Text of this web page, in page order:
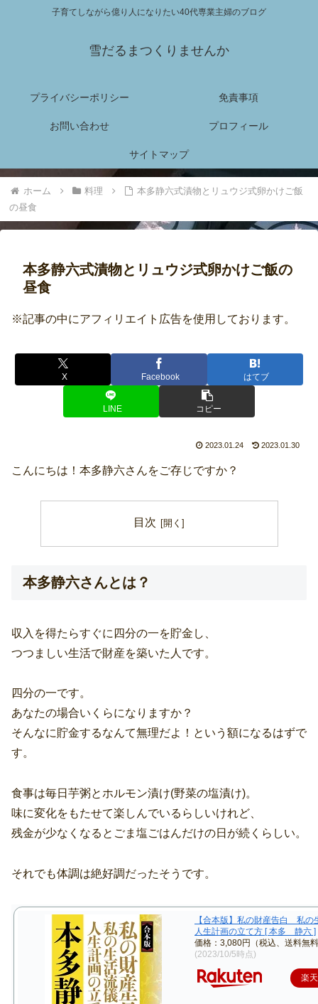
子育てしながら億り人になりたい40代専業主婦のブログ
雪だるまつくりませんか
プライバシーポリシー 免責事項
お問い合わせ プロフィール
サイトマップ
ホーム 料理
本多静六式漬物とリュウジ式卵かけご飯
の昼食
本多静六式漬物とリュウジ式卵かけご飯の
昼食
※記事の中にアフィリエイト広告を使用しております。
X Facebook はてブ
LINE コピー
2023.01.24 2023.01.30
こんにちは！本多静六さんをご存じですか？
目次
本多静六さんとは？
収入を得たらすぐに四分の一を貯金し、
つつましい生活で財産を築いた人です。
四分の一です。
あなたの場合いくらになりますか？
そんなに貯金するなんて無理だよ！という額になるはずで
す。
食事は毎日芋粥とホルモン漬け(野菜の塩漬け)。
味に変化をもたせて楽しんでいるらしいけれど、
残金が少なくなるとごま塩ごはんだけの日が続くらしい。
それでも体調は絶好調だったそうです。
【合本版】私の財産告白 私
人生計画の立て方 [ 本多 静六 ]
価格：3,080円（税込、送料無
(2023/10/5時点)
楽